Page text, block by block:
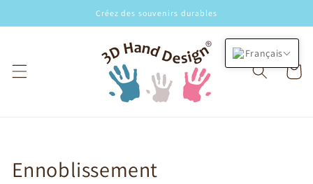
au
Créez des souvenirs durables
Panier
Collection:
Ennoblissement
Français